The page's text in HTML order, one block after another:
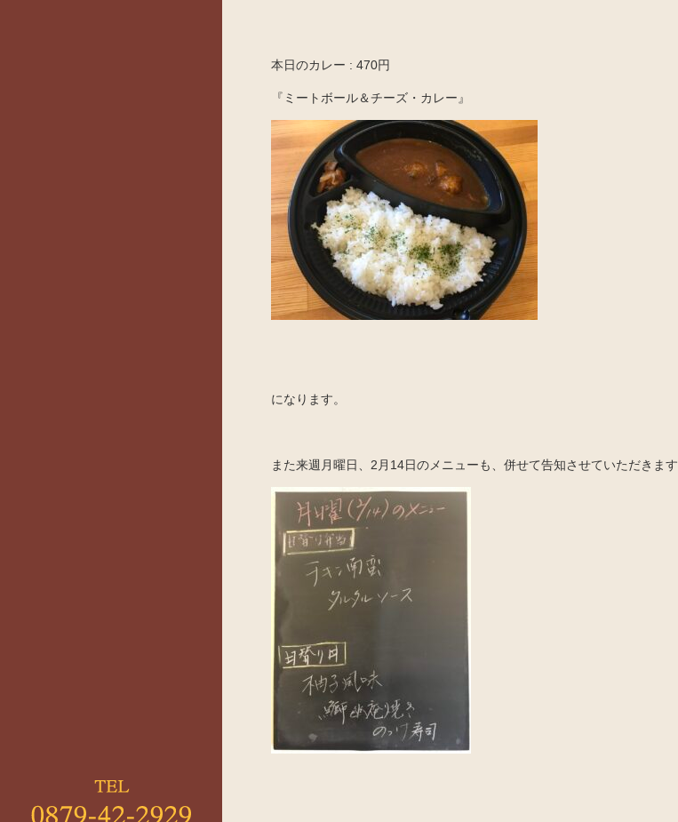
本日のカレー : 470円
『ミートボール＆チーズ・カレー』
になります。
また来週月曜日、2月14日のメニューも、併せて告知させていただきます